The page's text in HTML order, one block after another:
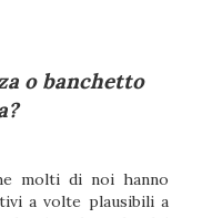
o banchetto
molti di noi hanno
a volte plausibili a